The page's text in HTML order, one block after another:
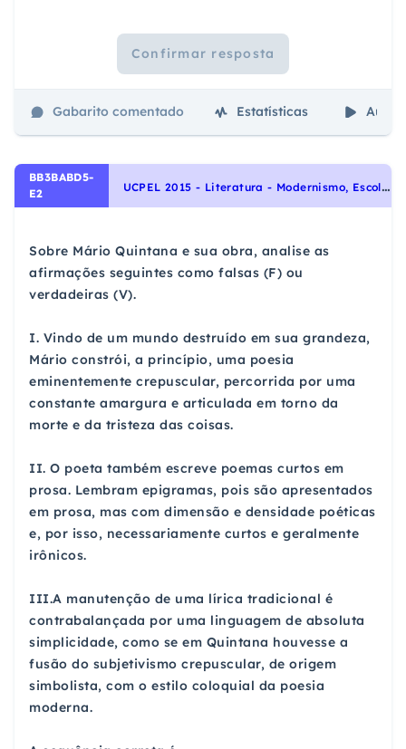
Confirmar resposta
Gabarito comentado Estatísticas Aulas
BB3BABD5-
E2
U
CPEL 2015 - Literatura - Modernismo, Escolas Literárias
Sobre Mário Quintana e sua obra, analise as
afirmações seguintes como falsas (F) ou
verdadeiras (V).
I. Vindo de um mundo destruído em sua grandeza,
Mário constrói, a princípio, uma poesia
eminentemente crepuscular, percorrida por uma
constante amargura e articulada em torno da
morte e da tristeza das coisas.
II. O poeta também escreve poemas curtos em
prosa. Lembram epigramas, pois são apresentados
em prosa, mas com dimensão e densidade poéticas
e, por isso, necessariamente curtos e geralmente
irônicos.
III.A manutenção de uma lírica tradicional é
contrabalançada por uma linguagem de absoluta
simplicidade, como se em Quintana houvesse a
fusão do subjetivismo crepuscular, de origem
simbolista, com o estilo coloquial da poesia
moderna.